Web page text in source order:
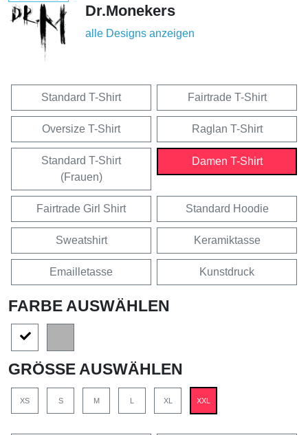
Dr.Monekers
alle Designs anzeigen
Standard T-Shirt Fairtrade T-Shirt
Oversize T-Shirt Raglan T-Shirt
Standard T-Shirt
(Frauen)
Damen T-Shirt
Fairtrade Girl Shirt Standard Hoodie
Sweatshirt Keramiktasse
Emailletasse Kunstdruck
FARBE AUSWÄHLEN
GRÖSSE AUSWÄHLEN
XS S M XL XXL